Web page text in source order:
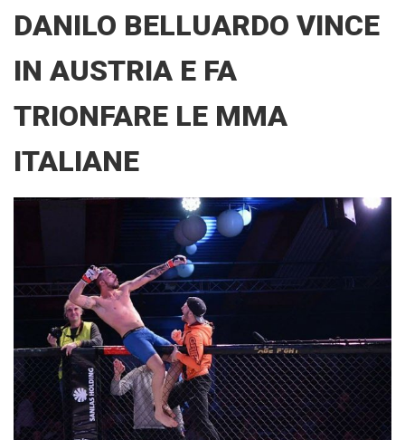
DANILO BELLUARDO VINCE
IN AUSTRIA E FA
TRIONFARE LE MMA
ITALIANE